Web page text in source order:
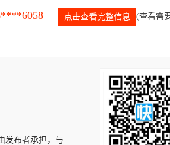
点击查看完整信息 (查看需
发布者承担，与